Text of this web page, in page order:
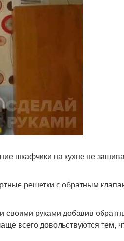
шкафчики на кухне не
решетки с обратным
своими руками добавив
всего довольствуются тем,